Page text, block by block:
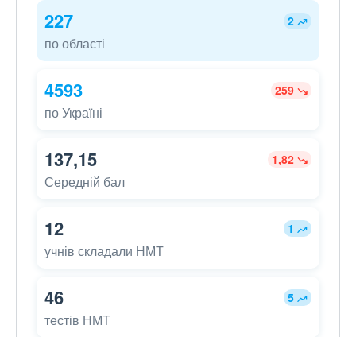
227 2
по області
4593 259
по Україні
137,15 1,82
Середній бал
12 1
учнів складали НМТ
46 5
тестів НМТ